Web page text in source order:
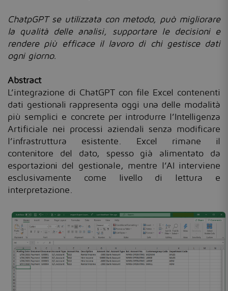
ChatpGPT se utilizzata con metodo, può migliorare
la qualità delle analisi, supportare le decisioni e
rendere più efficace il lavoro di chi gestisce dati
ogni giorno.
Abstract
L’integrazione di ChatGPT con file Excel contenenti
dati gestionali rappresenta oggi una delle modalità
più semplici e concrete per introdurre l’Intelligenza
Artificiale nei processi aziendali senza modificare
l’infrastruttura esistente. Excel rimane il
contenitore del dato, spesso già alimentato da
esportazioni del gestionale, mentre l’AI interviene
esclusivamente come livello di lettura e
interpretazione.